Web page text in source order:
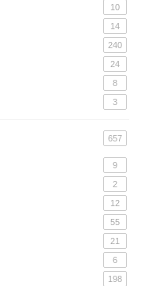
10
14
240
24
8
3
657
9
2
12
55
21
6
198